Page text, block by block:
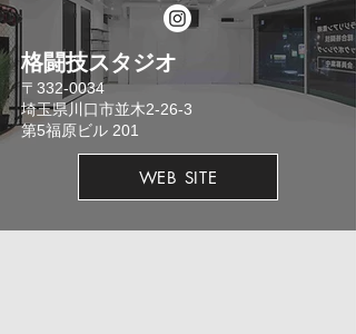
格闘技スタジオ
​〒332-0034
埼玉県川口市並木2-26-3
​第5福原ビル 201
WEB SITE